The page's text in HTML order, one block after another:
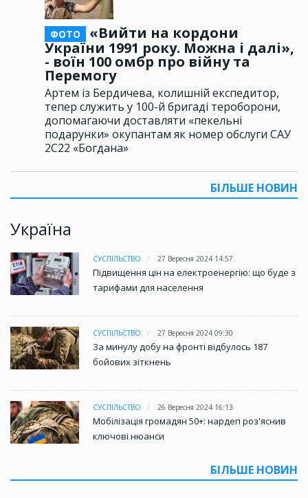
ФОТО
«Вийти на кордони
України 1991 року. Можна і далі»,
- воїн 100 омбр про війну та
Перемогу
Артем із Бердичева, колишній експедитор,
тепер служить у 100-й бригаді тероборони,
допомагаючи доставляти «пекельні
подарунки» окупантам як номер обслуги САУ
2С22 «Богдана»
БІЛЬШЕ НОВИН
Україна
СУСПІЛЬСТВО 27 Вересня 2024 14:57
Підвищення цін на електроенергію: що буде з
тарифами для населення
СУСПІЛЬСТВО 27 Вересня 2024 09:30
За минулу добу на фронті відбулось 187
бойових зіткнень
СУСПІЛЬСТВО 26 Вересня 2024 16:13
Мобілізація громадян 50+: нардеп роз'яснив
ключові нюанси
БІЛЬШЕ НОВИН